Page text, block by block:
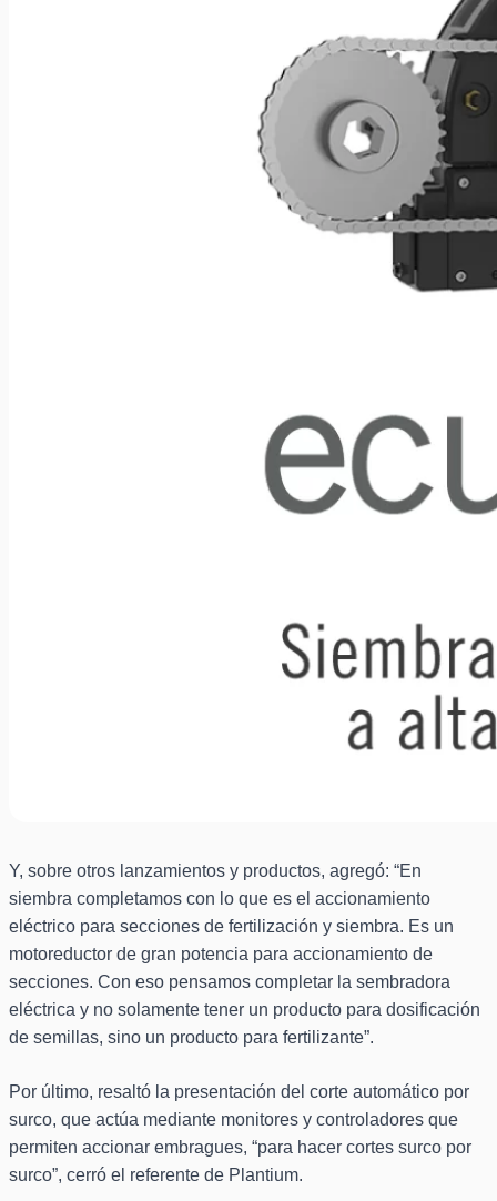
Y, sobre otros lanzamientos y productos, agregó: “En
siembra completamos con lo que es el accionamiento
eléctrico para secciones de fertilización y siembra. Es un
motoreductor de gran potencia para accionamiento de
secciones. Con eso pensamos completar la sembradora
eléctrica y no solamente tener un producto para dosificación
de semillas, sino un producto para fertilizante”.
Por último, resaltó la presentación del corte automático por
surco, que actúa mediante monitores y controladores que
permiten accionar embragues, “para hacer cortes surco por
surco”, cerró el referente de Plantium.